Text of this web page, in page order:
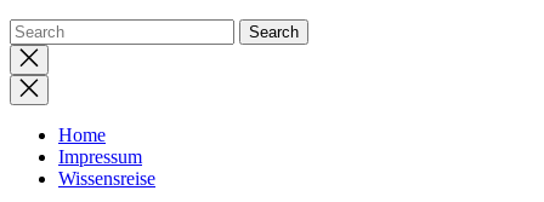
Close
search
Home
Impressum
Wissensreise